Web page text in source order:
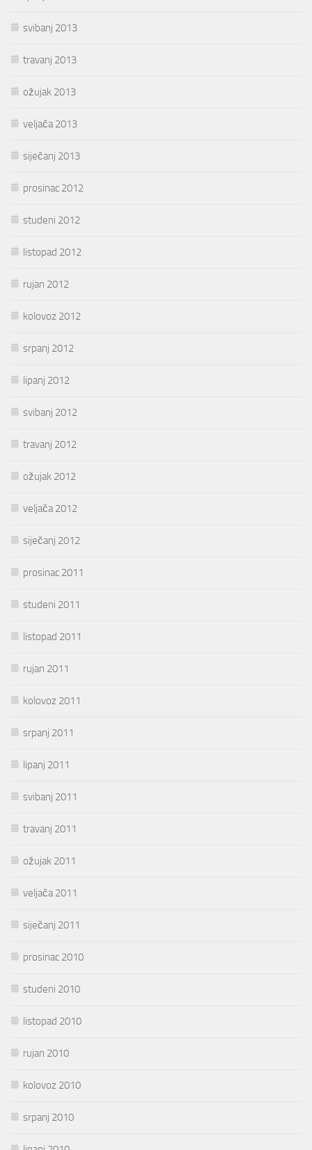
svibanj 2013
travanj 2013
ožujak 2013
veljača 2013
siječanj 2013
prosinac 2012
studeni 2012
listopad 2012
rujan 2012
kolovoz 2012
srpanj 2012
lipanj 2012
svibanj 2012
travanj 2012
ožujak 2012
veljača 2012
siječanj 2012
prosinac 2011
studeni 2011
listopad 2011
rujan 2011
kolovoz 2011
srpanj 2011
lipanj 2011
svibanj 2011
travanj 2011
ožujak 2011
veljača 2011
siječanj 2011
prosinac 2010
studeni 2010
listopad 2010
rujan 2010
kolovoz 2010
srpanj 2010